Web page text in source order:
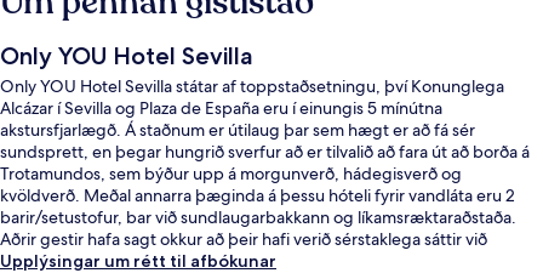
Only YOU Hotel Sevilla
Only YOU Hotel Sevilla státar af toppstaðsetningu, því Konunglega
Alcázar í Sevilla og Plaza de España eru í einungis 5 mínútna
akstursfjarlægð. Á staðnum er útilaug þar sem hægt er að fá sér
sundsprett, en þegar hungrið sverfur að er tilvalið að fara út að borða á
Trotamundos, sem býður upp á morgunverð, hádegisverð og
kvöldverð. Meðal annarra þæginda á þessu hóteli fyrir vandláta eru 2
barir/setustofur, bar við sundlaugarbakkann og líkamsræktaraðstaða.
Aðrir gestir hafa sagt okkur að þeir hafi verið sérstaklega sáttir við
hjálpsamt starfsfólk og ástand gististaðarins almennt.
Upplýsingar um rétt til afbókunar